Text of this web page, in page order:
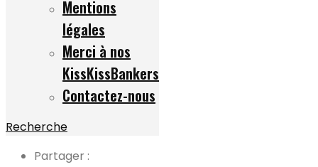
Mentions
légales
Merci à nos
KissKissBankers
Contactez-nous
Recherche
Partager :